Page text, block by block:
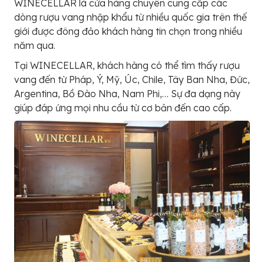
WINECELLAR là cửa hàng chuyên cung cấp các
dòng rượu vang nhập khẩu từ nhiều quốc gia trên thế
giới được đông đảo khách hàng tin chọn trong nhiều
năm qua.
Tại WINECELLAR, khách hàng có thể tìm thấy rượu
vang đến từ Pháp, Ý, Mỹ, Úc, Chile, Tây Ban Nha, Đức,
Argentina, Bồ Đào Nha, Nam Phi,… Sự đa dạng này
giúp đáp ứng mọi nhu cầu từ cơ bản đến cao cấp.